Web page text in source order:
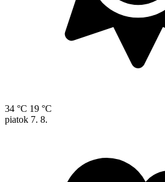
34 °C 19 °C
piatok 7. 8.